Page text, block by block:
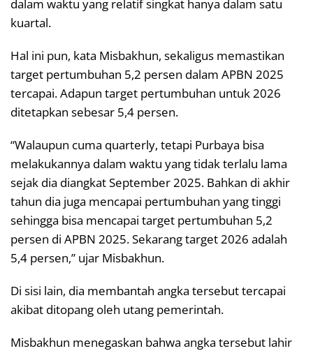
dalam waktu yang relatif singkat hanya dalam satu
kuartal.
Hal ini pun, kata Misbakhun, sekaligus memastikan
target pertumbuhan 5,2 persen dalam APBN 2025
tercapai. Adapun target pertumbuhan untuk 2026
ditetapkan sebesar 5,4 persen.
“Walaupun cuma quarterly, tetapi Purbaya bisa
melakukannya dalam waktu yang tidak terlalu lama
sejak dia diangkat September 2025. Bahkan di akhir
tahun dia juga mencapai pertumbuhan yang tinggi
sehingga bisa mencapai target pertumbuhan 5,2
persen di APBN 2025. Sekarang target 2026 adalah
5,4 persen,” ujar Misbakhun.
Di sisi lain, dia membantah angka tersebut tercapai
akibat ditopang oleh utang pemerintah.
Misbakhun menegaskan bahwa angka tersebut lahir